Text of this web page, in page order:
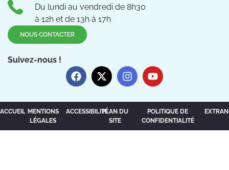
Du lundi au vendredi de 8h30
à 12h et de 13h à 17h
NOUS CONTACTER
Suivez-nous !
ACCUEIL MENTIONS
LÉGALES
ACCESSIBILITÉPLAN DU
SITE
POLITIQUE DE
CONFIDENTIALITÉ